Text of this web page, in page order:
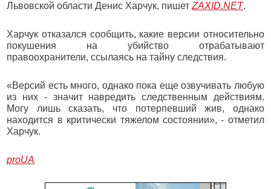
Львовской области Денис Харчук, пишетZAXID.NET.
Харчук отказался сообщить, какие версии относительно
покушения на убийство отрабатывают
правоохранители, ссылаясь на тайну следствия.
«Версий есть много, однако пока еще озвучивать любую
из них - значит навредить следственным действиям.
Могу лишь сказать, что потерпевший жив, однако
находится в критически тяжелом состоянии», - отметил
Харчук.
proUA